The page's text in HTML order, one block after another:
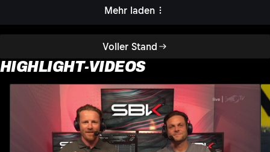
Voller Stand
Mehr laden
HIGHLIGHT-VIDEOS